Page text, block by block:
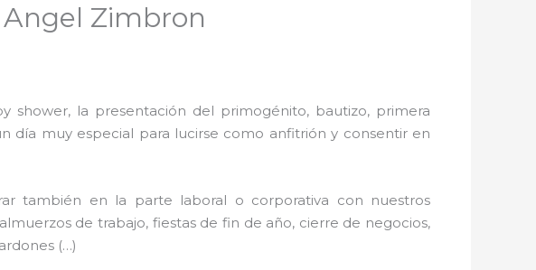
Zimbron
shower, la presentación del primogénito, bautizo, primera
día muy especial para lucirse como anfitrión y consentir en
también en la parte laboral o corporativa con nuestros
de trabajo, fiestas de fin de año, cierre de negocios,
(…)